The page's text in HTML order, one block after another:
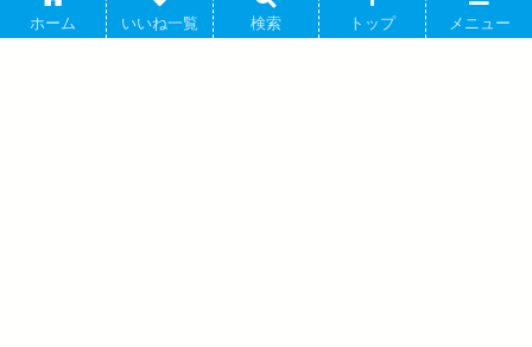
さんちゃんく!×サンリオキャラクターズ トートバッグ
B 2024年3月2日発売 で取扱中
ホーム いいね一覧 検索 トップ メニュー